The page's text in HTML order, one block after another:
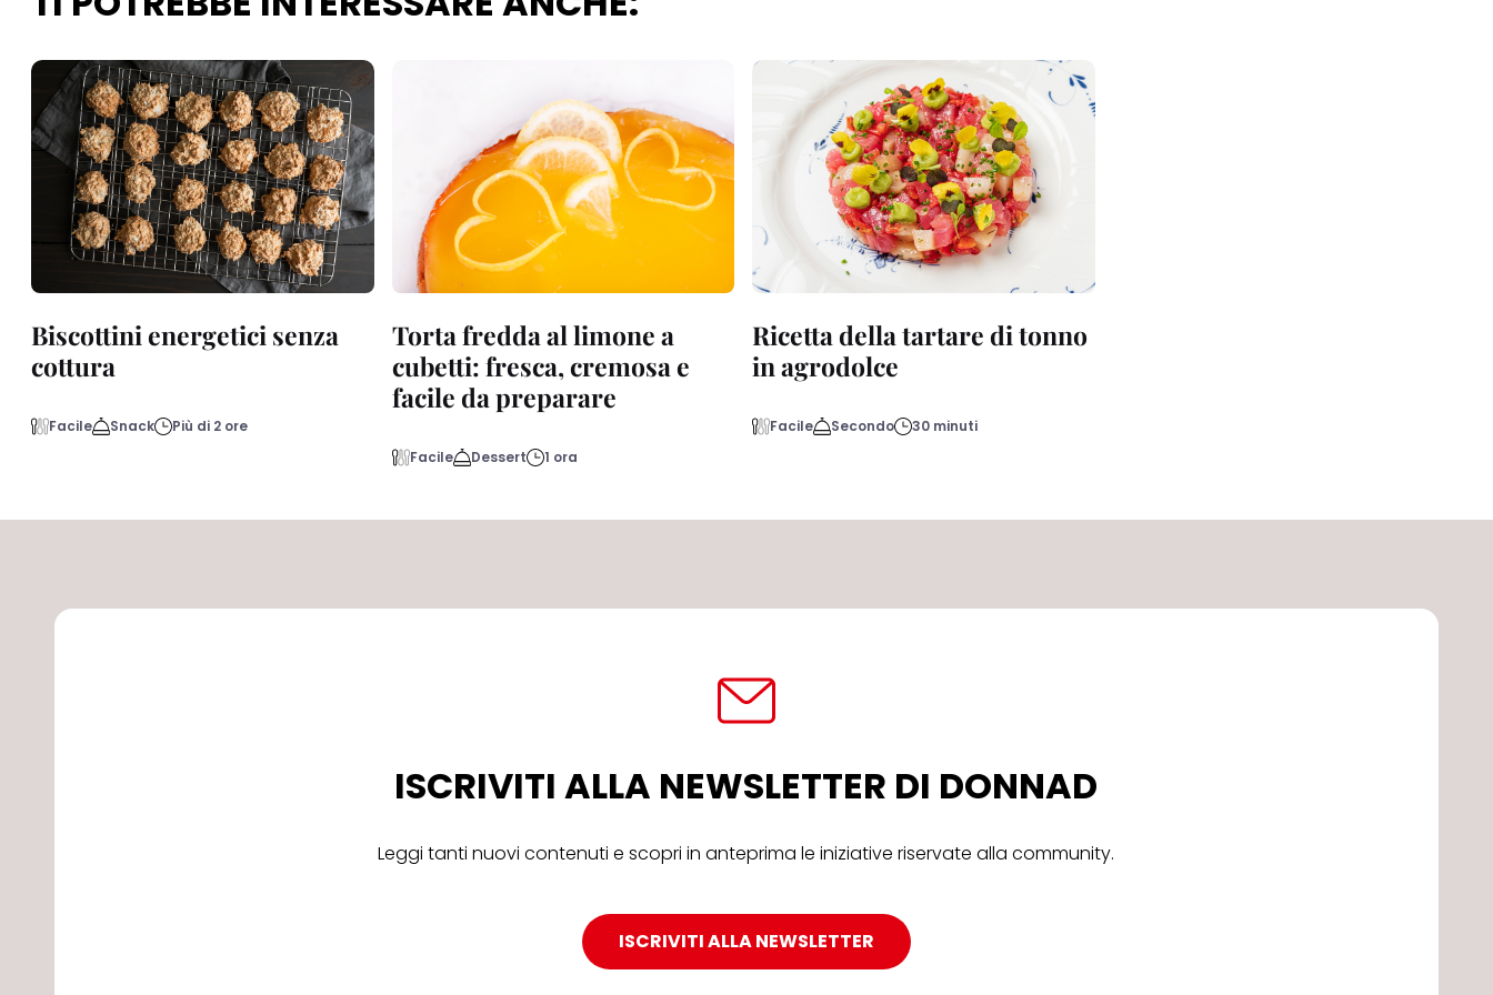
Biscottini energetici senza
cottura
Facile Snack Più di 2 ore
Torta fredda al limone a
cubetti: fresca, cremosa e
facile da preparare
Facile Dessert 1 ora
Ricetta della tartare di tonno
in agrodolce
Facile Secondo 30 minuti
ISCRIVITI ALLA NEWSLETTER DI DONNAD
Leggi tanti nuovi contenuti e scopri in anteprima le iniziative riservate alla community.
ISCRIVITI ALLA NEWSLETTER